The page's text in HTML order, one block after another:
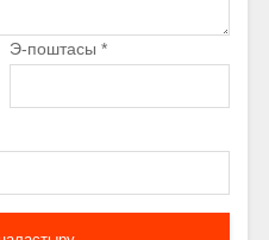
Э-поштасы *